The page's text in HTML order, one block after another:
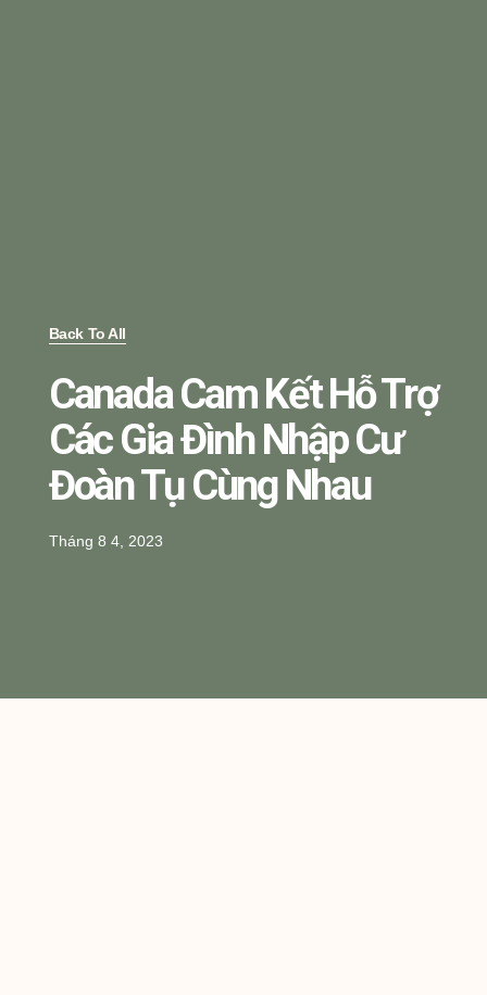
Back To All
Canada Cam Kết Hỗ Trợ
Các Gia Đình Nhập Cư
Đoàn Tụ Cùng Nhau
Tháng 8 4, 2023